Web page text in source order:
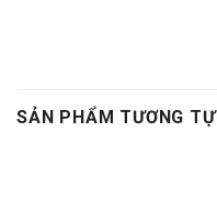
SẢN PHẨM TƯƠNG TỰ